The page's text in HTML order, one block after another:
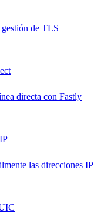
de TLS
directa con Fastly
las direcciones IP